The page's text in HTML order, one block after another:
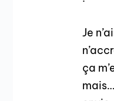
Je
ça